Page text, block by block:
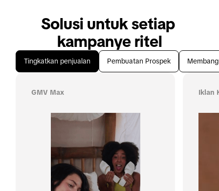
Solusi untuk setiap
kampanye ritel
Tingkatkan penjualan Pembuatan Prospek
GMV Max Iklan